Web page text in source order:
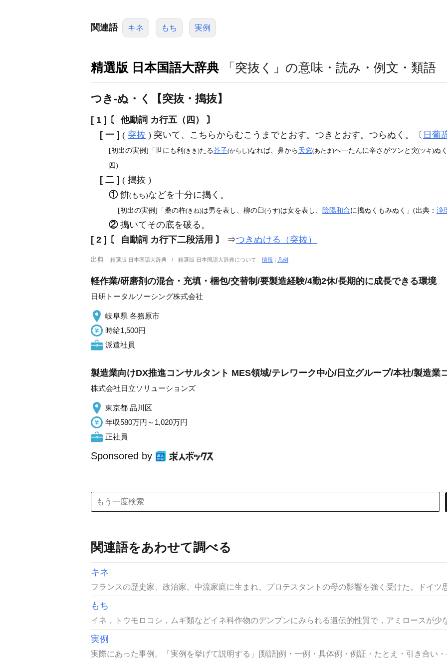
関連語 キネ もち 実例
精選版 日本国語大辞典 「突抜く」の意味・読み・例文・類語
つき‐ぬ・く【突抜・搗抜】
[ 1 ] 〘 他動詞 カ行五（四） 〙
[ 一 ] ( 突抜 ) 突いて、こちらからむこうまでとおす。つきとおす。つらぬく。〔 日葡
[初出の実例]「世にも利 (きき)たる芥子(からし)なれば、鼻から天窓(あたま)へ一たんに辛さがツンと突(ツキ)ぬ
四)
[ 二 ] ( 搗抜 )
①餠(もち)などを十分に搗く。
[初出の実例]「桑の杵(きね)は男を表し、柳の臼(うす)は女を表し、 陰陽和合に搗ぬくもみぬく」(出典： 浄
②搗いてその底を破る。
[ 2 ] 〘 自動詞 カ行下二段活用 〙 ⇒つきぬける（突抜）
出典 精選版 日本国語大辞典 精選版 日本国語大辞典について情報 | 凡例
軽作業/研磨剤の混合・充填・梱包/交替制/要製造経験/4勤2休/長期的に成長できる環境
日研トータルソーシング株式会社
岐阜県 各務原市
時給1,500円
派遣社員
製造業向けDX推進コンサルタント MES領域/テレワーク中心/日立グループ/本社/製造業
株式会社日立ソリューションズ
東京都 品川区
年収580万円～1,020万円
正社員
Sponsored by
関連語をあわせて調べる
キネ
フランスの歴史家、政治家。中流家庭に生まれ、プロテスタントの母の影響を強く受けた。ドイツ
もち
イネ，トウモロコシ，ムギ類などイネ科作物のデンプンにみられる遺伝的性質で，アミロースが少
実例
実際にあった事例。「実例を挙げて説明する」[類語]例・一例・具体例・例証・たとえ・引き合い・